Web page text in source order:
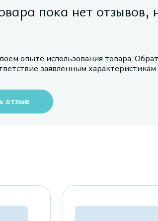
пока нет отзывов,
опыте использования товара.
заявленным характеристикам
отзыв